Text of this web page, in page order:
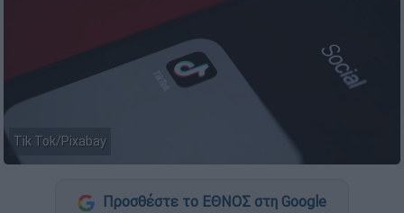
Tik Tok/Pixabay
Προσθέστε το ΕΘΝΟΣ στη Google